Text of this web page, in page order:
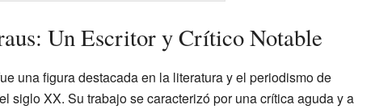
Un Escritor y Crítico Notable
una figura destacada en la literatura y el periodismo de
siglo XX. Su trabajo se caracterizó por una crítica aguda y a